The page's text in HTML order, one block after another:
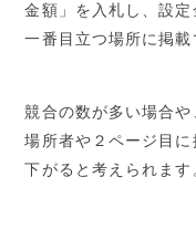
金額」を入札し、設
一番目立つ場所に掲載
競合の数が多い場合
場所者や２ページ目
下がると考えられます